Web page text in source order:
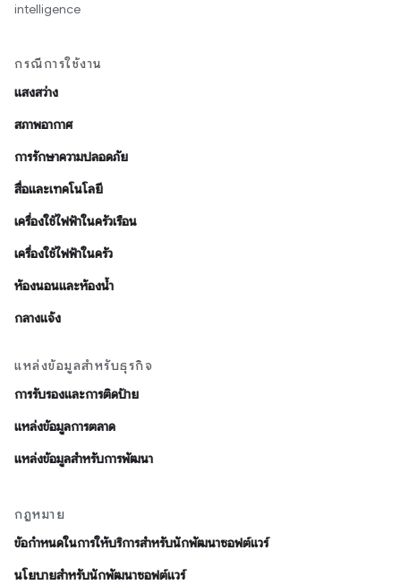
intelligence
กรณีการใช้งาน
แสงสว่าง
สภาพอากาศ
การรักษาความปลอดภัย
สื่อและเทคโนโลยี
เครื่องใช้ไฟฟ้าในครัวเรือน
เครื่องใช้ไฟฟ้าในครัว
ห้องนอนและห้องน้ำ
กลางแจ้ง
แหล่งข้อมูลสำหรับธุรกิจ
การรับรองและการติดป้าย
แหล่งข้อมูลการตลาด
แหล่งข้อมูลสำหรับการพัฒนา
กฎหมาย
ข้อกำหนดในการให้บริการสำหรับนักพัฒนาซอฟต์แวร์
นโยบายสำหรับนักพัฒนาซอฟต์แวร์